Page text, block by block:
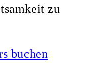
zu
buchen